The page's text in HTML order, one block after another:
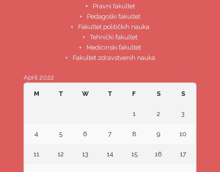
Pravni fakultet
Pedagoški fakultet
Fakultet političkih nauka
Tehnički fakultet
Medicinski fakultet
Fakultet zdravstvenih nauka
April 2022
M T W T F S S
1 2 3
4 5 6 7 8 9 10
11 12 13 14 15 16 17